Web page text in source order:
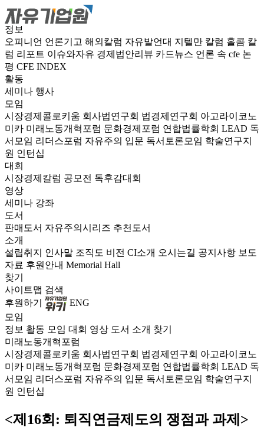
정보
오피니언 언론기고 해외칼럼 자유발언대 지텔만 칼럼 홀콤 칼
럼 리포트 이슈와자유 경제법안리뷰 카드뉴스 언론 속 cfe 논
평 CFE INDEX
활동
세미나 행사
모임
시장경제콜로키움 회사법연구회 법경제연구회 아고라이코노
미카 미래노동개혁포럼 문화경제포럼 연합법률학회 LEAD 독
서모임 리더스포럼 자유주의 입문 독서토론모임 학술연구지
원 인턴십
대회
시장경제칼럼 공모전 독후감대회
영상
세미나 강좌
도서
판매도서 자유주의시리즈 추천도서
소개
설립취지 인사말 조직도 비전 CI소개 오시는길 공지사항 보도
자료 후원안내 Memorial Hall
찾기
사이트맵 검색
후원하기
ENG
모임
정보 활동 모임 대회 영상 도서 소개 찾기
미래노동개혁포럼
시장경제콜로키움 회사법연구회 법경제연구회 아고라이코노
미카 미래노동개혁포럼 문화경제포럼 연합법률학회 LEAD 독
서모임 리더스포럼 자유주의 입문 독서토론모임 학술연구지
원 인턴십
<제16회: 퇴직연금제도의 쟁점과 과제>